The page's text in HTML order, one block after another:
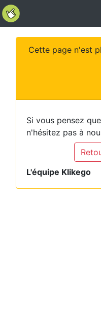
Cette page n'est
Si vous pensez
n'hésitez pas à
L'équipe Klikego